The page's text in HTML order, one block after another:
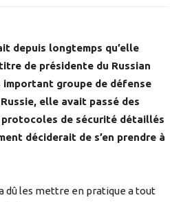
depuis longtemps qu’elle
de présidente du Russian
important groupe de défense
elle avait passé des
protocoles de sécurité détaillés
déciderait de s’en prendre à
dû les mettre en pratique a tout